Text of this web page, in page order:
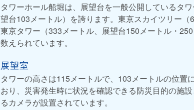
タワーホール船堀は、展望台を一般公開しているタ
望台103メートル）を誇ります。東京スカイツリー（
東京タワー（333メートル、展望台150メートル・
数えられています。
展望室
タワーの高さは115メートルで、103メートルの位置
おり、災害発生時に状況を確認できる防災目的の施
るカメラが設置されています。